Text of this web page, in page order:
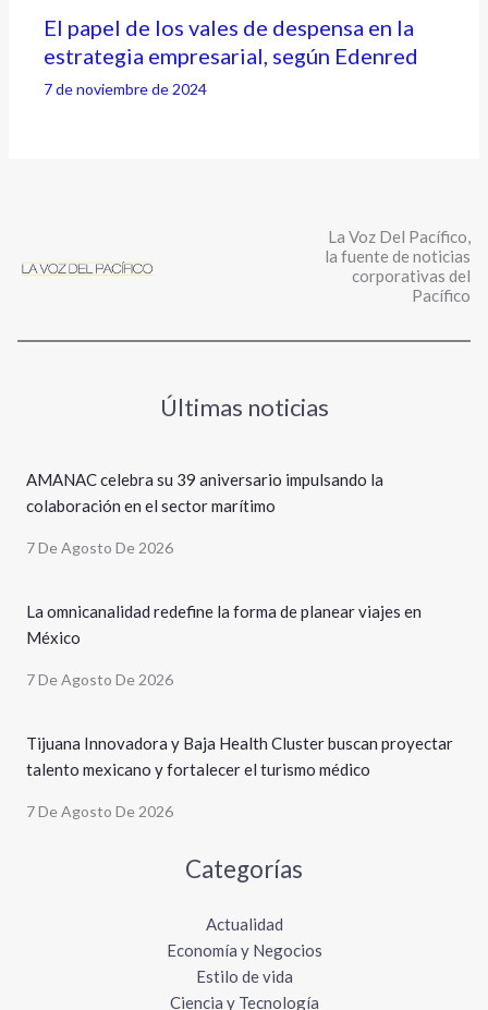
El papel de los vales de despensa en la
estrategia empresarial, según Edenred
7 de noviembre de 2024
La Voz Del Pacífico,
la fuente de noticias
corporativas del
Pacífico
Últimas noticias
AMANAC celebra su 39 aniversario impulsando la
colaboración en el sector marítimo
7 De Agosto De 2026
La omnicanalidad redefine la forma de planear viajes en
México
7 De Agosto De 2026
Tijuana Innovadora y Baja Health Cluster buscan proyectar
talento mexicano y fortalecer el turismo médico
7 De Agosto De 2026
Categorías
Actualidad
Economía y Negocios
Estilo de vida
Ciencia y Tecnología